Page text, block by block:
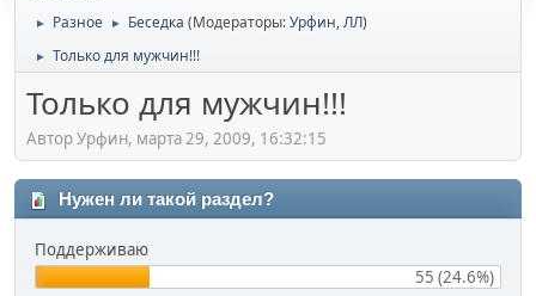
► Разное ► Беседка (Модераторы:Урфин,ЛЛ)
► Только для мужчин!!!
Только для мужчин!!!
Автор Урфин, марта 29, 2009, 16:32:15
Нужен ли такой раздел?
Поддерживаю
55 (24.6%)